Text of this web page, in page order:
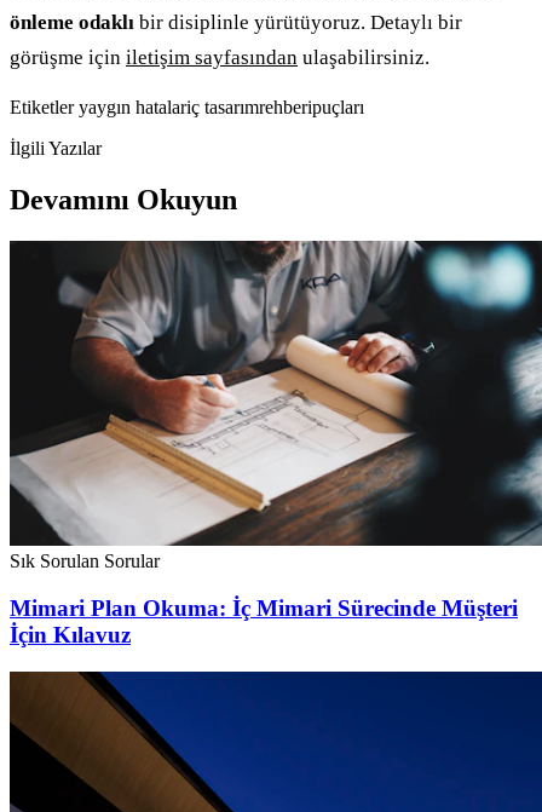
önleme odaklı bir disiplinle yürütüyoruz. Detaylı bir
görüşme için iletişim sayfasından ulaşabilirsiniz.
Etiketler yaygın hatalariç tasarımrehberipuçları
İlgili Yazılar
Devamını Okuyun
Sık Sorulan Sorular
Mimari Plan Okuma: İç Mimari Sürecinde Müşteri
İçin Kılavuz